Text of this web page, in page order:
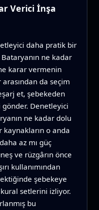
Verici İnşa
daha pratik bir
ne kadar
karar vermenin
da seçim
et, şebekeden
Denetleyici
ne kadar dolu
o anda
az mı güç
ve rüzgârın önce
kullanımından
şebekeye
kural setlerini izliyor.
bu